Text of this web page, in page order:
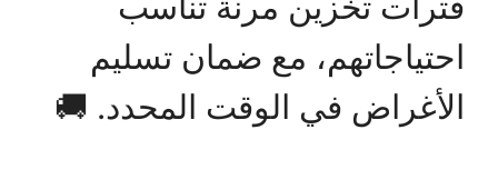
احتياجاتهم، مع ضمان تسليم
الأغراض في الوقت المحدد. 🚚